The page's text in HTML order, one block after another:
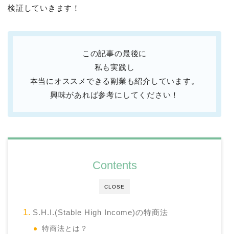
検証していきます！
この記事の最後に
私も実践し
本当にオススメできる副業も紹介しています。
興味があれば参考にしてください！
CLOSE
Contents
S.H.I.(Stable High Income)の特商法
特商法とは？